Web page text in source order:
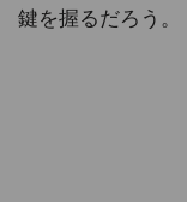
鍵を握るだろう。